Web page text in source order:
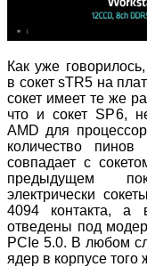
Как уже
в сокет sTR5 на
сокет имеет те же
что и сокет SP6,
AMD для
количество
совпадает с
предыдущем
электрически
4094 контакта, а
отведены под
PCIe 5.0. В любом
ядер в корпусе того